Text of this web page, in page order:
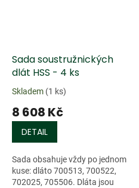
Sada soustružnických
dlát HSS - 4 ks
Skladem (1 ks)
8 608 Kč
DETAIL
Sada obsahuje vždy po jednom
kuse: dláto 700513, 700522,
702025, 705506. Dláta jsou